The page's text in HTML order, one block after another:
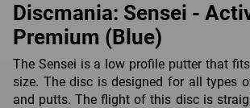
Discmania: Sensei -
Premium (Blue)
The Sensei is a low profile putter that
size. The disc is designed for all types
and putts. The flight of this disc is